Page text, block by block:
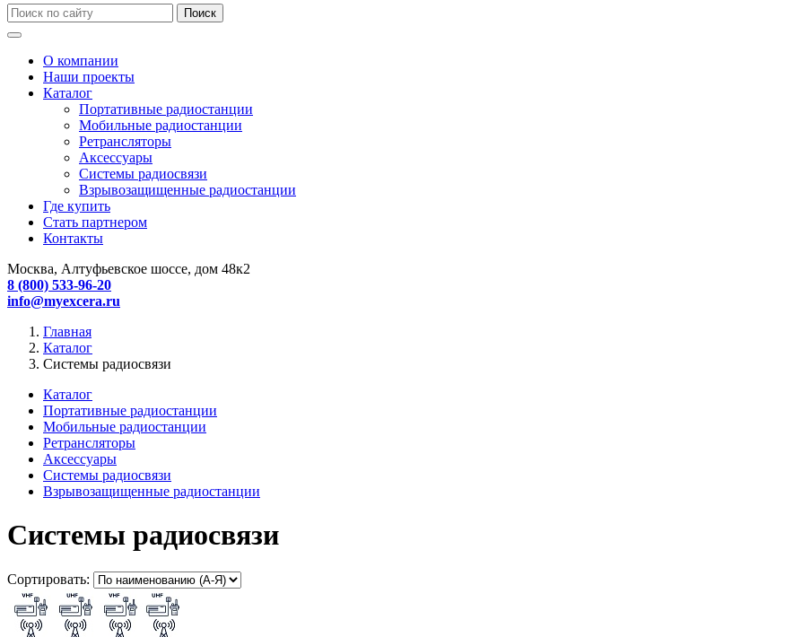
О компании
Наши проекты
Каталог
Портативные радиостанции
Мобильные радиостанции
Ретрансляторы
Аксессуары
Системы радиосвязи
Взрывозащищенные радиостанции
Где купить
Стать партнером
Контакты
Москва, Алтуфьевское шоссе, дом 48к2
8 (800) 533-96-20
info@myexcera.ru
Главная
Каталог
Системы радиосвязи
Каталог
Портативные радиостанции
Мобильные радиостанции
Ретрансляторы
Аксессуары
Системы радиосвязи
Взрывозащищенные радиостанции
Системы радиосвязи
Сортировать: